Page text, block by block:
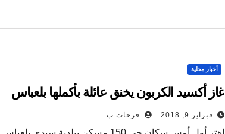
أخبار محلية
غاز أكسيد الكربون يخنق عائلة بأكملها بلعباس
فبراير 9, 2018 فرحات.ب